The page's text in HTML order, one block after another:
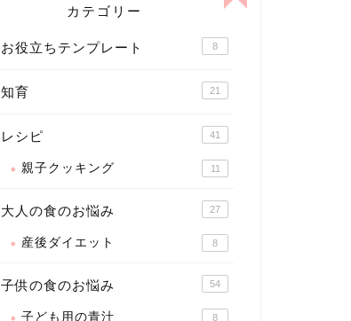
カテゴリー
お役立ちテンプレート 8
知育 21
レシピ 41
親子クッキング 11
大人の食のお悩み 27
産後ダイエット 8
子供の食のお悩み 54
子ども用の青汁 8